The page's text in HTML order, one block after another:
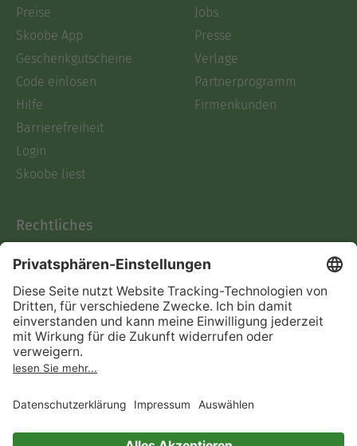
Preise
Skoobe App
Geschenkgutscheine
Code einlösen
Hilfe
Barrierefreiheit
Login
Skoobe liest
Jobs
Presse
Verlage
Partnerprogramm
Firmenkunden
Rechtliches
AGB
Informationen nach Data
Act
Verträge hier kündigen
Impressum